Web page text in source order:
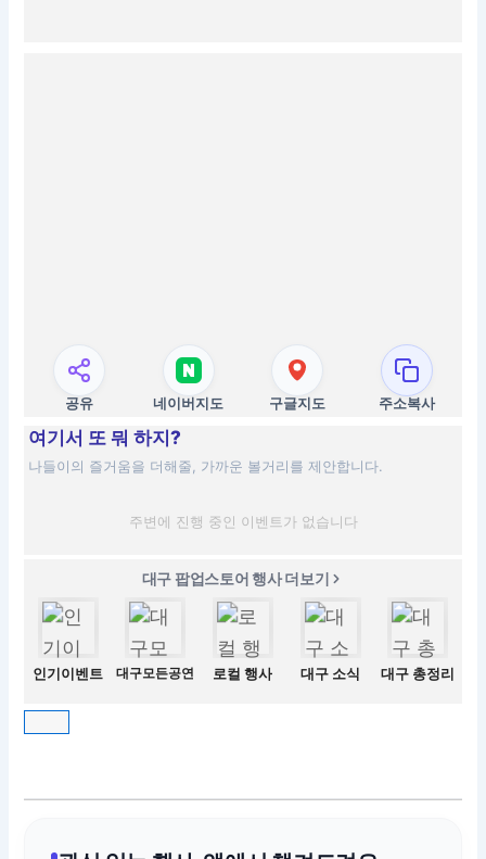
공유 네이버지도 구글지도 주소복사
여기서 또 뭐 하지?
나들이의 즐거움을 더해줄, 가까운 볼거리를 제안합니다.
주변에 진행 중인 이벤트가 없습니다
대구 팝업스토어 행사 더보기
인기이벤트 대구모든공연 로컬 행사 대구 소식 대구 총정리